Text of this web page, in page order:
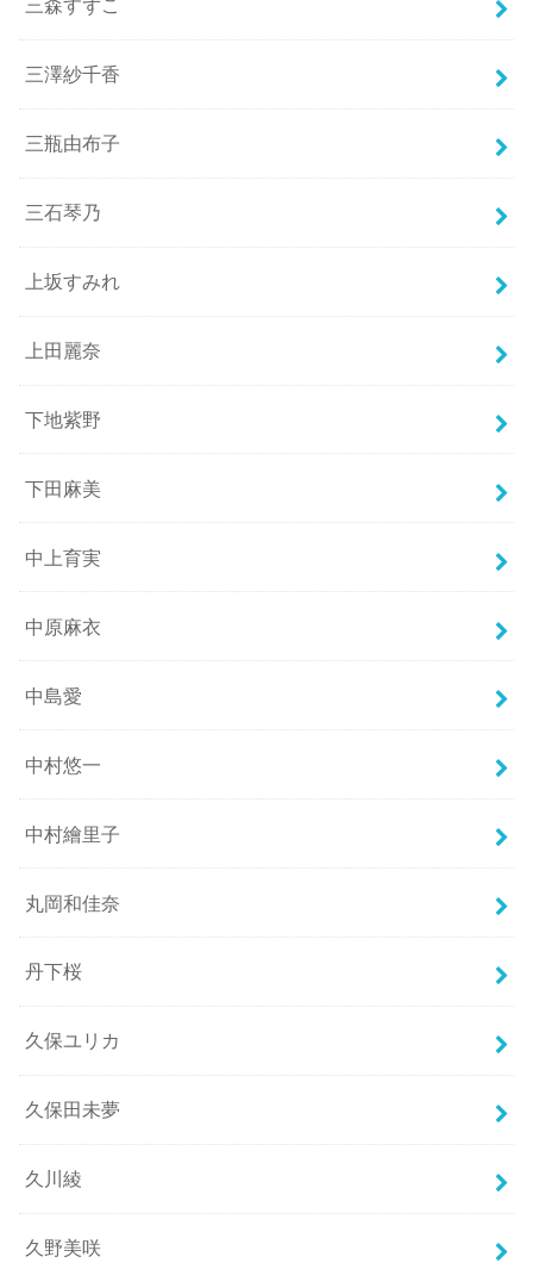
三森すずこ
三澤紗千香
三瓶由布子
三石琴乃
上坂すみれ
上田麗奈
下地紫野
下田麻美
中上育実
中原麻衣
中島愛
中村悠一
中村繪里子
丸岡和佳奈
丹下桜
久保ユリカ
久保田未夢
久川綾
久野美咲